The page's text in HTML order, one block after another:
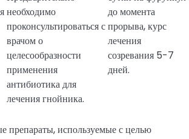
необходимо
проконсультироваться с
врачом о
целесообразности
применения
антибиотика для
лечения гнойника.
до момента
прорыва, курс
лечения
созревания 5-7
дней.
препараты, используемые с целью